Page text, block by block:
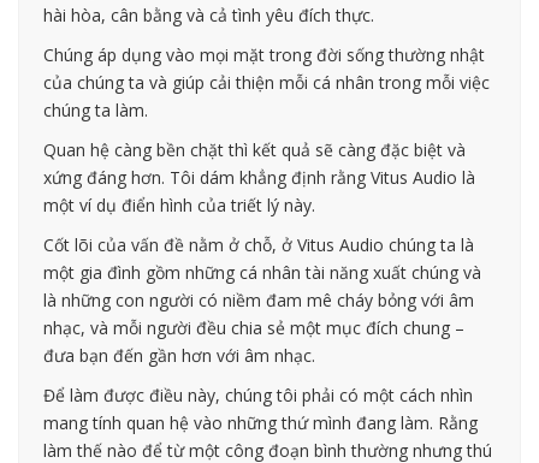
hài hòa, cân bằng và cả tình yêu đích thực.
Chúng áp dụng vào mọi mặt trong đời sống thường nhật
của chúng ta và giúp cải thiện mỗi cá nhân trong mỗi việc
chúng ta làm.
Quan hệ càng bền chặt thì kết quả sẽ càng đặc biệt và
xứng đáng hơn. Tôi dám khẳng định rằng Vitus Audio là
một ví dụ điển hình của triết lý này.
Cốt lõi của vấn đề nằm ở chỗ, ở Vitus Audio chúng ta là
một gia đình gồm những cá nhân tài năng xuất chúng và
là những con người có niềm đam mê cháy bỏng với âm
nhạc, và mỗi người đều chia sẻ một mục đích chung –
đưa bạn đến gần hơn với âm nhạc.
Để làm được điều này, chúng tôi phải có một cách nhìn
mang tính quan hệ vào những thứ mình đang làm. Rằng
làm thế nào để từ một công đoạn bình thường nhưng thú